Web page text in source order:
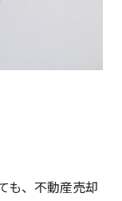
も、不動産売却